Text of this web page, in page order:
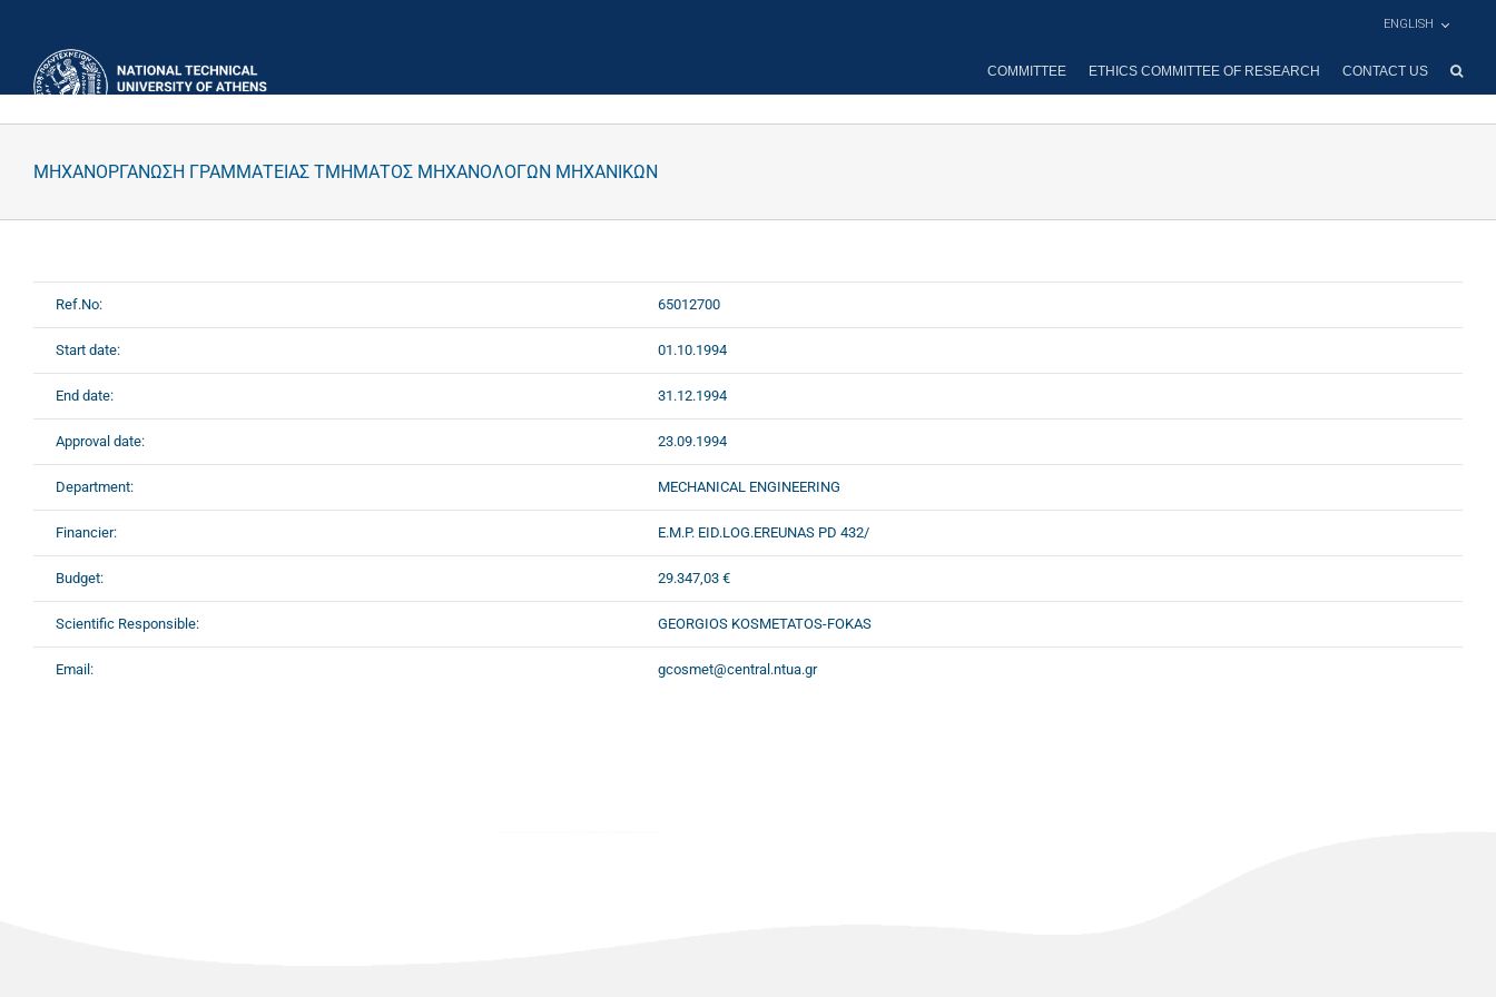
ENGLISH
COMMITTEE ETHICS COMMITTEE OF RESEARCH CONTACT US
ΜΗΧΑΝΟΡΓΑΝΩΣΗ ΓΡΑΜΜΑΤΕΙΑΣ ΤΜΗΜΑΤΟΣ ΜΗΧΑΝΟΛΟΓΩΝ ΜΗΧΑΝΙΚΩΝ
Ref.No: 65012700
Start date: 01.10.1994
End date: 31.12.1994
Approval date: 23.09.1994
Department: MECHANICAL ENGINEERING
Financier: E.M.P. EID.LOG.EREUNAS PD 432/
Budget: 29.347,03 €
Scientific Responsible: GEORGIOS KOSMETATOS-FOKAS
Email: gcosmet@central.ntua.gr